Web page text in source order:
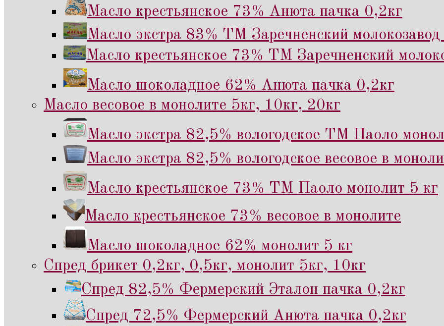
Масло крестьянское 73% Анюта пачка 0,2кг
Масло экстра 83% ТМ Заречненский
Масло крестьянское 73% ТМ Заречненский
Масло шоколадное 62% Анюта пачка 0,2кг
Масло весовое в монолите 5кг, 10кг, 20кг
Масло экстра 82,5% вологодское ТМ Паоло
Масло экстра 82,5% вологодское весовое в
Масло крестьянское 73% ТМ Паоло монолит 5 кг
Масло крестьянское 73% весовое в монолите
Масло шоколадное 62% монолит 5 кг
Спред брикет 0,2кг, 0,5кг, монолит 5кг, 10кг
Спред 82,5% Фермерский Эталон пачка 0,2кг
Спред 72,5% Фермерский Анюта пачка 0,2кг